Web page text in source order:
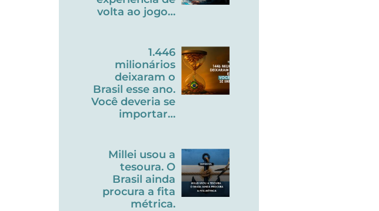
volta ao jogo…
1.446
milionários
deixaram o
Brasil esse ano.
Você deveria se
importar…
Millei usou a
tesoura. O
Brasil ainda
procura a fita
métrica.